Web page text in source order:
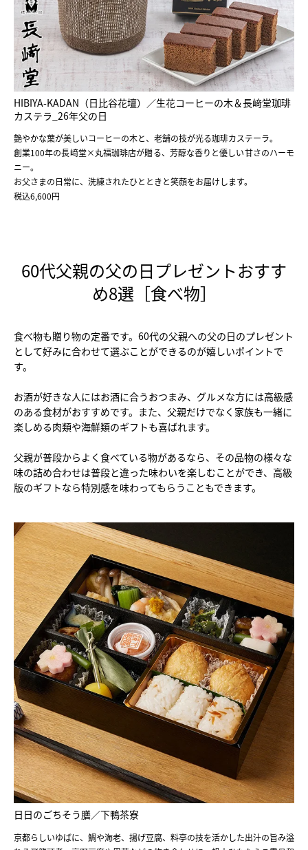
HIBIYA-KADAN（日比谷花壇）／生花コーヒーの木＆長﨑堂珈琲
カステラ_26年父の日
艶やかな葉が美しいコーヒーの木と、老舗の技が光る珈琲カステーラ。
創業100年の長﨑堂×丸福珈琲店が贈る、芳醇な香りと優しい甘さのハーモ
ニー。
お父さまの日常に、洗練されたひとときと笑顔をお届けします。
税込6,600円
60代父親の父の日プレゼントおすす
め8選［食べ物］
食べ物も贈り物の定番です。60代の父親への父の日のプレゼント
として好みに合わせて選ぶことができるのが嬉しいポイントで
す。
お酒が好きな人にはお酒に合うおつまみ、グルメな方には高級感
のある食材がおすすめです。また、父親だけでなく家族も一緒に
楽しめる肉類や海鮮類のギフトも喜ばれます。
父親が普段からよく食べている物があるなら、その品物の様々な
味の詰め合わせは普段と違った味わいを楽しむことができ、高級
版のギフトなら特別感を味わってもらうこともできます。
日日のごちそう膳／下鴨茶寮
京都らしいゆばに、鯛や海老、揚げ豆腐、料亭の技を活かした出汁の旨み溢